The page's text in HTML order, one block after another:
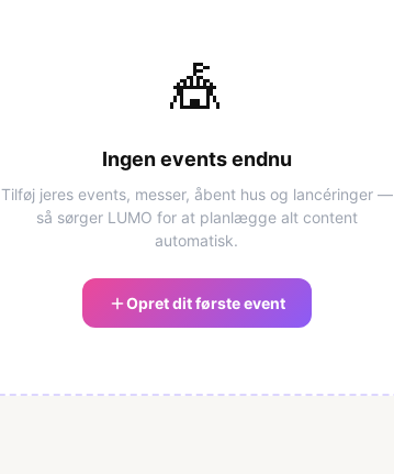
🎪
Ingen events endnu
Tilføj jeres events, messer, åbent hus og lancéringer —
så sørger LUMO for at planlægge alt content
automatisk.
Opret dit første event